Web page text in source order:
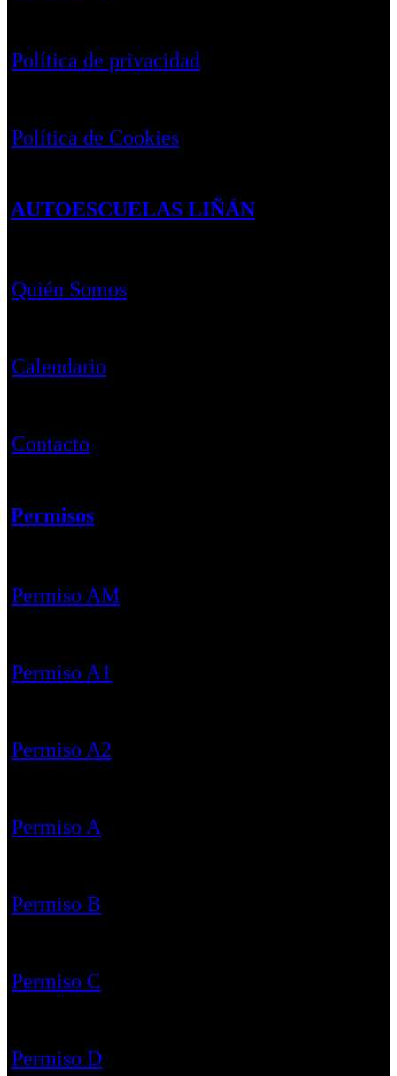
Política de privacidad
Política de Cookies
AUTOESCUELAS LIÑÁN
Quién Somos
Calendario
Contacto
Permisos
Permiso AM
Permiso A1
Permiso A2
Permiso A
Permiso B
Permiso C
Permiso D